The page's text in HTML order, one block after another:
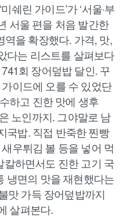
쉐린 가이드’가 ‘서울·부
서울 편을 처음 발간한
역을 확장했다. 가격, 맛,
다는 리스트를 살펴보다
회 장어덮밥 달인. 꾸
이드에 오를 수 있었단
하고 진한 맛에 생후
노인까지. 그야말로 남
국밥. 직접 반죽한 찐빵
우튀김 볼 등을 넣어 먹
하면서도 진한 고기 국
냉면의 맛을 재현했다는
맛 가득 장어덮밥까지
살펴본다.